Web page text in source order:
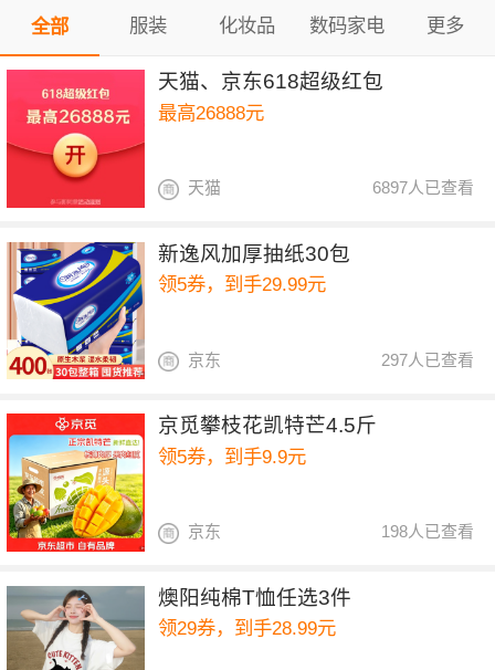
全部 服装 化妆品 数码家电 更多
天猫、京东618超级红包
最高26888元
6897人已查看
天猫
新逸风加厚抽纸30包
领5券，到手29.99元
297人已查看
京东
京觅攀枝花凯特芒4.5斤
领5券，到手9.9元
198人已查看
京东
燠阳纯棉T恤任选3件
领29券，到手28.99元